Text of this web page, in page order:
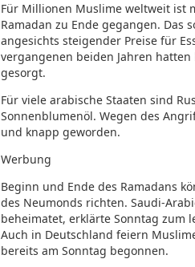
Für Millionen Muslime weltweit ist
Ramadan zu Ende gegangen. Das
angesichts steigender Preise für
vergangenen beiden Jahren
gesorgt.
Für viele arabische Staaten sind
Sonnenblumenöl. Wegen des
und knapp geworden.
Werbung
Beginn und Ende des Ramadans
des Neumonds richten. Saudi-
beheimatet, erklärte Sonntag zum
Auch in Deutschland feiern
bereits am Sonntag begonnen.